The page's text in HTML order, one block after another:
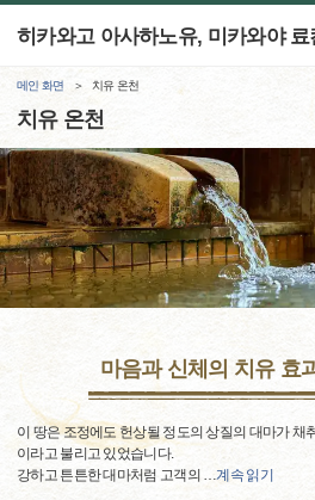
히카와고 아사하노유, 미카와야 료
메인 화면 치유 온천
치유 온천
마음과 신체의 치유 효
이 땅은 조정에도 헌상될 정도의 상질의 대마가 채
이라고 불리고 있었습니다.
강하고 튼튼한 대마처럼 고객의 …계속 읽기